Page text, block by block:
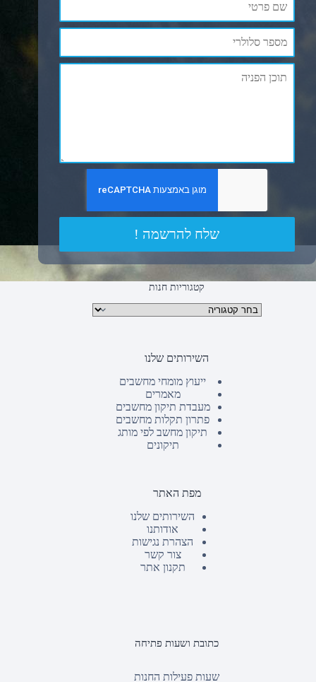
שלח להרשמה !
קטגוריות חנות
קטגוריות מוצרים
השירותים שלנו
ייעוץ מומחי מחשבים
מאמרים
מעבדת תיקון מחשבים
פתרון תקלות מחשבים
תיקון מחשב לפי מותג
תיקונים
מפת האתר
השירותים שלנו
אודותנו
הצהרת נגישות
צור קשר
תקנון אתר
כתובת ושעות פתיחה
שעות פעילות החנות